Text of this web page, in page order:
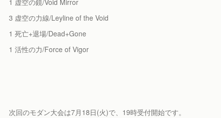
1 虚空の鏡/Void Mirror
3 虚空の力線/Leyline of the Void
1 死亡+退場/Dead+Gone
1 活性の力/Force of Vigor
次回のモダン大会は7月18日(火)で、19時受付開始です。